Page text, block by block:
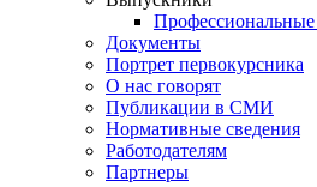
Документы
Портрет первокурсника
О нас говорят
Публикации в СМИ
Нормативные сведения
Работодателям
Партнеры